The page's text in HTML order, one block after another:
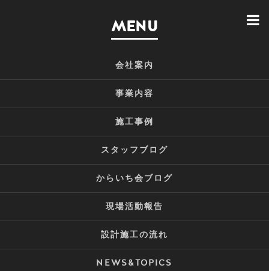
MENU
会社案内
事業内容
施工事例
スタッフブログ
からいち会ブログ
現場活動報告
設計施工の流れ
NEWS&TOPICS